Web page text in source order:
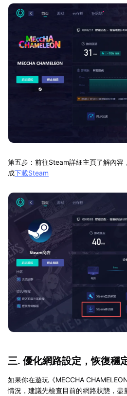
第五步：前往Steam詳細主頁了解內容
成下載Steam
三. 優化網路設定，恢復穩
如果你在遊玩《MECCHA
情況，建議先檢查目前的網路狀態，盡